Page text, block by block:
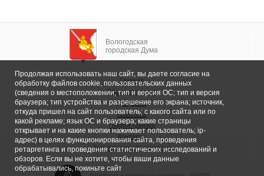
Вологодская
городская Дума
Главная
Общие сведения
Депутаты
Комитеты
График приема
Контакты
Депутатские объединения
Продолжая использовать наш сайт, вы даете согласие на
обработку файлов cookie, пользовательских данных
(сведения о местоположении; тип и версия ОС; тип и версия
браузера; тип устройства и разрешение его экрана; источник,
откуда пришел на сайт пользователь; с какого сайта или по
какой рекламе; язык ОС и браузера; какие страницы
открывает и на какие кнопки нажимает пользователь; ip-
адрес) в целях функционирования сайта, проведения
ретаргетинга и проведения статистических исследований и
обзоров. Если вы не хотите, чтобы ваши данные
обрабатывались, покиньте сайт